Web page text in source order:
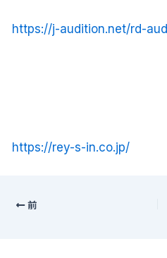
https://j-audition.net/rd-
https://rey-s-in.co.jp/
前